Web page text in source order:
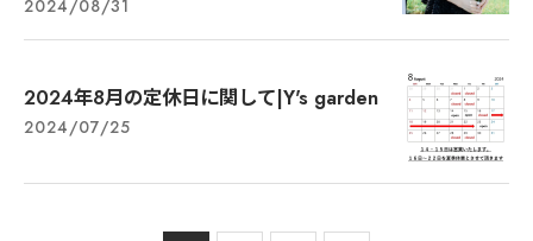
2024/08/31
2024年8月の定休日に関して|Y's garden
2024/07/25